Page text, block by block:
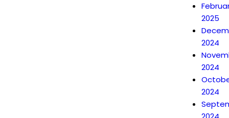
2025
2024
2024
2024